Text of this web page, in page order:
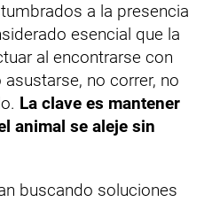
a la presencia
esencial que la
al encontrarse con
no correr, no
La clave es mantener
animal se aleje sin
buscando soluciones